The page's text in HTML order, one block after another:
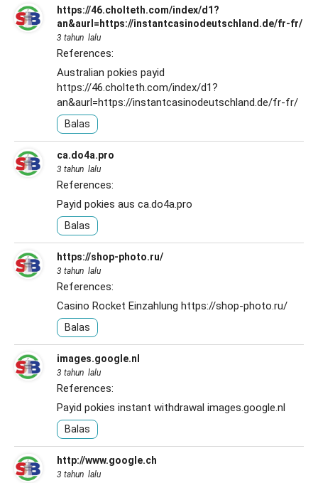
https://46.cholteth.com/index/d1?
an&aurl=https://instantcasinodeutschland.de/fr-fr/
3 tahun lalu
References:
Australian pokies payid
https://46.cholteth.com/index/d1?
an&aurl=https://instantcasinodeutschland.de/fr-fr/
Balas
ca.do4a.pro
3 tahun lalu
References:
Payid pokies aus ca.do4a.pro
Balas
https://shop-photo.ru/
3 tahun lalu
References:
Casino Rocket Einzahlung https://shop-photo.ru/
Balas
images.google.nl
3 tahun lalu
References:
Payid pokies instant withdrawal images.google.nl
Balas
http://www.google.ch
3 tahun lalu